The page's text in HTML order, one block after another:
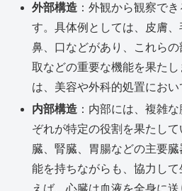
外部構造 ：外観から観察で
す。具体例としては、皮膚、
鼻、口などがあり、これら
取などの重要な機能を果た
は、美容や外科的処置におい
内部構造 ：内部には、複雑
ぞれが特定の役割を果たし
臓、腎臓、胃腸などの主要
能を持ちながらも、協力し
えば、心臓は血液を全身に